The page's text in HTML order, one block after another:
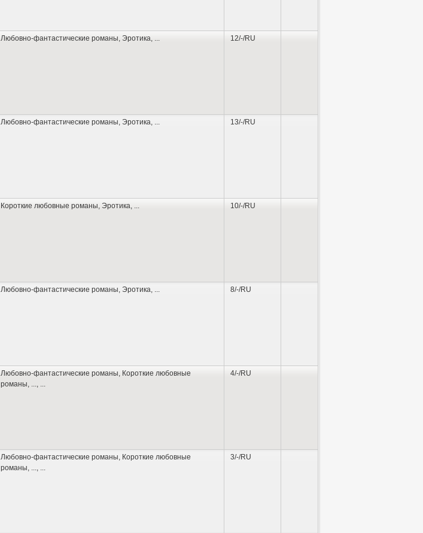
Любовно-фантастические романы Эротика 12/-/RU
Любовно-фантастические романы Эротика 13/-/RU
Короткие любовные романы Эротика 10/-/RU
Любовно-фантастические романы Эротика 8/-/RU
Любовно-фантастические романы Короткие любовные
романы
4/-/RU
Любовно-фантастические романы Короткие любовные
романы
3/-/RU